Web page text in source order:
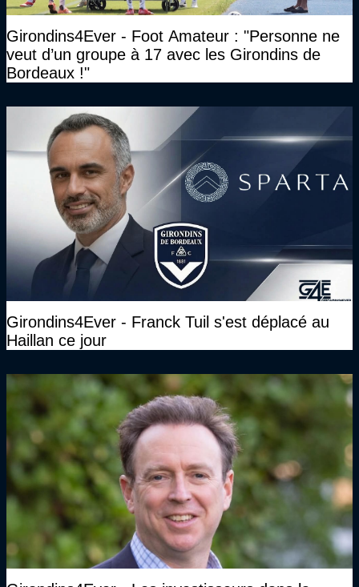
Girondins4Ever - Foot Amateur : "Personne ne
veut d’un groupe à 17 avec les Girondins de
Bordeaux !"
Girondins4Ever - Franck Tuil s'est déplacé au
Haillan ce jour